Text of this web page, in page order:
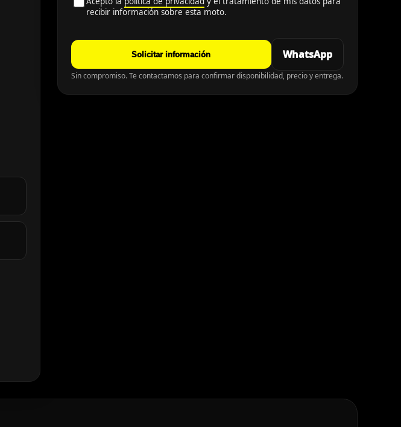
recibir información sobre esta moto.
Solicitar información WhatsApp
Sin compromiso. Te contactamos para confirmar disponibilidad, precio y entrega.